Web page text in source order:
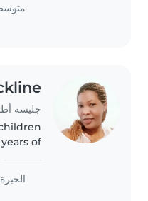
متوسط
جليسة
of
also a
الخبرة: >